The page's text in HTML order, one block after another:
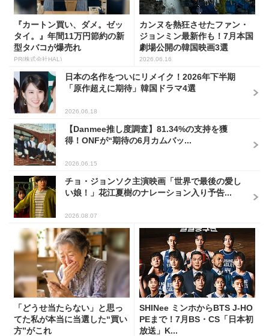
『カートン買い、ダメ。ゼッ
タイ。』年間11万円節約の新
型タバコが爆売れ
PR(株式会社HAL)
カンヌを熱狂させたファン・
ジョンミン最新作も！7月本国
劇場公開の韓国映画3選
2026.06.16
日本の名作をついにリメイク！2026年下半期
「原作超えに期待」韓国ドラマ4選
2026.06.18
【Danmee推し度調査】81.34%の支持を獲
得！ONFが“期待の6月カムバッ...
2026.06.15
チョ・ジョンソク主演映画「世界で最後の愛し
い娘！」花江夏樹のナレーション入り予告...
2026.08.07
「どうせ当たらない」と思っ
てた私が本当に当選した“買い
方”がこれ
SHINee ミンホからBTS J-HO
PEまで！7月BS・CS「日本初
放送」K...